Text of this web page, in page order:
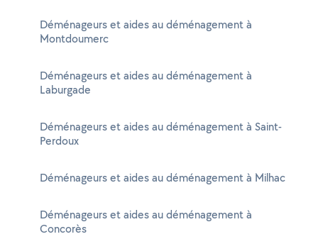
Déménageurs et aides au déménagement à
Montdoumerc
Déménageurs et aides au déménagement à
Laburgade
Déménageurs et aides au déménagement à Saint-
Perdoux
Déménageurs et aides au déménagement à Milhac
Déménageurs et aides au déménagement à
Concorès